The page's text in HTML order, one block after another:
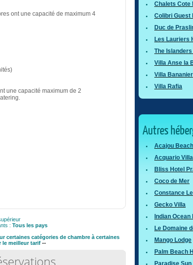
ont une capacité de maximum 4
une capacité maximum de 2
: Tous les pays
certaines catégories de chambre à certaines
le meilleur tarif --
Chalets Cote
Colibri Guest
Duc de
Les Lauriers
The
Villa Anse la
Villa Bananier
Villa Rafia
Autres
Acajou
Acquario Villa
Bliss Hotel
Coco de Mer
Constance
Gecko Villa
Indian Ocean
Le Domaine
Mango Lodge
Palm Beach